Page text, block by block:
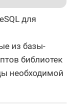
для
из базы-
библиотек
необходимой